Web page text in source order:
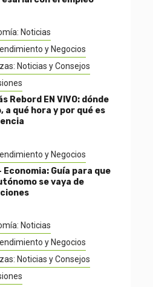
Noticias
y Negocios
Noticias y Consejos
Rebord EN VIVO: dónde
a qué hora y por qué es
y Negocios
Economia: Guía para que
se vaya de
Noticias
y Negocios
Noticias y Consejos